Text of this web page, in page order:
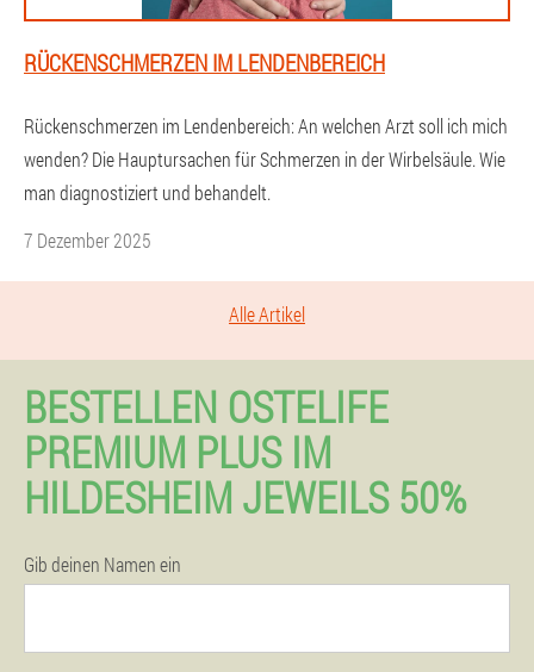
RÜCKENSCHMERZEN IM LENDENBEREICH
Rückenschmerzen im Lendenbereich: An welchen Arzt soll ich mich
wenden? Die Hauptursachen für Schmerzen in der Wirbelsäule. Wie
man diagnostiziert und behandelt.
7 Dezember 2025
Alle Artikel
BESTELLEN OSTELIFE
PREMIUM PLUS IM
HILDESHEIM JEWEILS 50%
Gib deinen Namen ein